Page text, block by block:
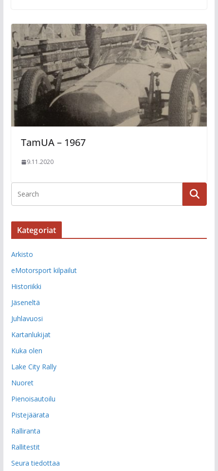
TamUA – 1967
9.11.2020
Kategoriat
Arkisto
eMotorsport kilpailut
Historiikki
Jäseneltä
Juhlavuosi
Kartanlukijat
Kuka olen
Lake City Rally
Nuoret
Pienoisautoilu
Pistejäärata
Ralliranta
Rallitestit
Seura tiedottaa